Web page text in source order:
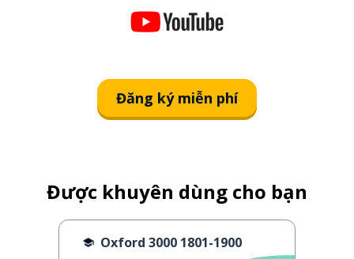
Đăng ký miễn phí
Được khuyên dùng cho bạn
Oxford 3000 1801-1900